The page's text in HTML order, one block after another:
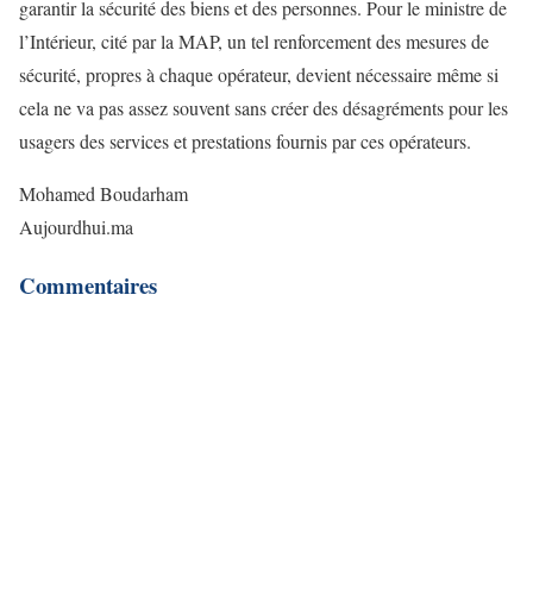
garantir la sécurité des biens et des personnes. Pour le ministre de
l’Intérieur, cité par la MAP, un tel renforcement des mesures de
sécurité, propres à chaque opérateur, devient nécessaire même si
cela ne va pas assez souvent sans créer des désagréments pour les
usagers des services et prestations fournis par ces opérateurs.
Mohamed Boudarham
Aujourdhui.ma
Commentaires